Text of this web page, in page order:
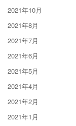
2021年10月
2021年8月
2021年7月
2021年6月
2021年5月
2021年4月
2021年2月
2021年1月